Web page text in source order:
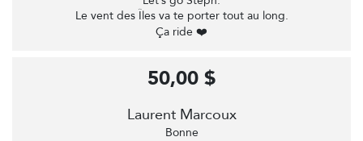
Le vent des Îles va te porter tout au long.
Ça ride ❤️
Laurent Marcoux
Bonne
50,00 $